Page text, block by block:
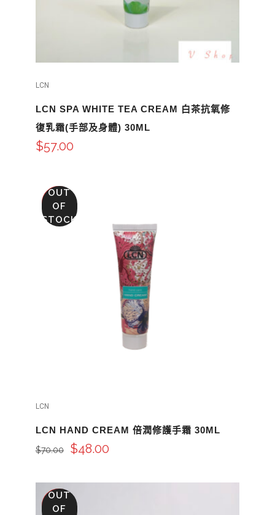
LCN
LCN SPA WHITE TEA CREAM 白茶抗氧修
復乳霜(手部及身體) 30ML
$57.00
SALE
OUT
OF
STOCK
LCN
LCN HAND CREAM 倍潤修護手霜 30ML
$70.00 $48.00
SALE
OUT
OF